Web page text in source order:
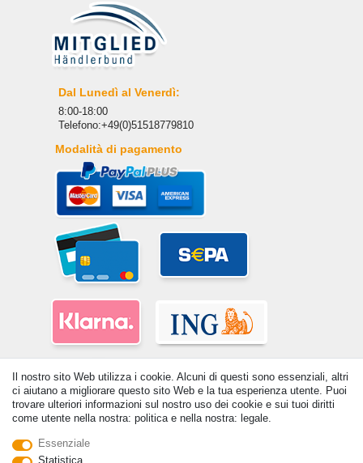
Il nostro sito Web utilizza i cookie. Alcuni di questi sono essenziali, altri
ci aiutano a migliorare questo sito Web e la tua esperienza utente. Puoi
trovare ulteriori informazioni sul nostro uso dei cookie e sui tuoi diritti
come utente nella nostra: politica e nella nostra: legale.
Essenziale
Statistica
Dal Lunedì al Venerdì:
8:00-18:00
Telefono:+49(0)51518779810
Modalità di pagamento
© Copyright 2026 | Tutti i diritti riservati. - Tutti i diritti riservati. Prezzi
incl. 19% di imposta sul valore aggiunto | prezzi base vedi dettaglio